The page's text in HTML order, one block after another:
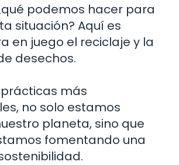
podemos hacer para
situación? Aquí es
en juego el reciclaje y la
desechos.
más
no solo estamos
planeta, sino que
fomentando una